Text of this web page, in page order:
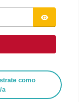
como
a